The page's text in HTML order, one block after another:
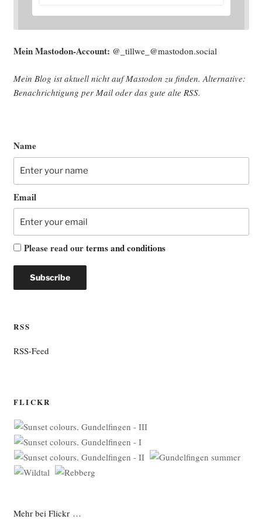
Mein Mast­o­don-Account: @_tillwe_@mastodon.social
Mein Blog ist aktu­ell nicht auf Mast­o­don zu fin­den. Alter­na­ti­ve:
Benach­rich­ti­gung per Mail oder das gute alte RSS.
Name
Email
Please read ourterms and conditions
RSS
RSS-Feed
FLICKR
Mehr bei Flickr …